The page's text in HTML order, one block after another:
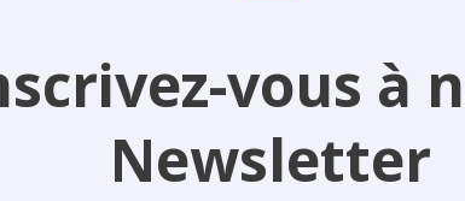
vous à
Newsletter